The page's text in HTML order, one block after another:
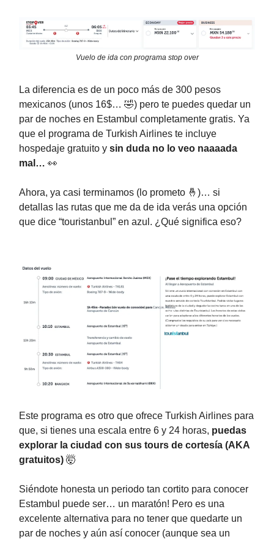
Vuelo de ida con programa stop over
La diferencia es de un poco más de 300 pesos
mexicanos (unos 16$… 🤣) pero te puedes quedar un
par de noches en Estambul completamente gratis. Ya
que el programa de Turkish Airlines te incluye
hospedaje gratuito y sin duda no lo veo naaaada
mal… 👀
Ahora, ya casi terminamos (lo prometo 🤞)… si
detallas las rutas que me da de ida verás una opción
que dice “touristanbul” en azul. ¿Qué significa eso?
Este programa es otro que ofrece Turkish Airlines para
que, si tienes una escala entre 6 y 24 horas, puedas
explorar la ciudad con sus tours de cortesía (AKA
gratuitos) 🤯
Siéndote honesta un periodo tan cortito para conocer
Estambul puede ser… un maratón! Pero es una
excelente alternativa para no tener que quedarte un
par de noches y aún así conocer (aunque sea un